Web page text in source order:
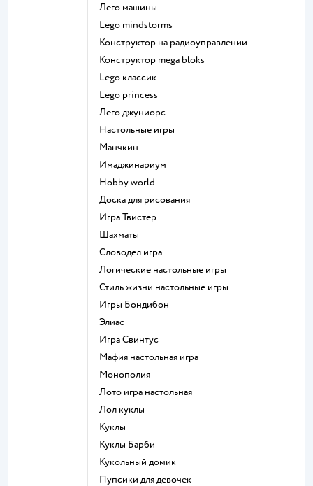
Лего машины
Lego mindstorms
Конструктор на радиоуправлении
Конструктор mega bloks
Lego классик
Lego princess
Лего джуниорс
Настольные игры
Манчкин
Имаджинариум
Hobby world
Доска для рисования
Игра Твистер
Шахматы
Словодел игра
Логические настольные игры
Стиль жизни настольные игры
Игры Бондибон
Элиас
Игра Свинтус
Мафия настольная игра
Монополия
Лото игра настольная
Лол куклы
Куклы
Куклы Барби
Кукольный домик
Пупсики для девочек